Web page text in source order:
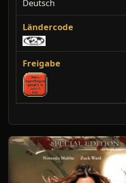
Deutsch
Ländercode
Freigabe